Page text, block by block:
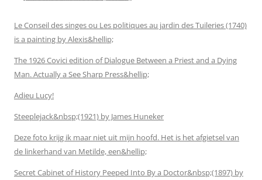
Le Conseil des singes ou Les politiques au jardin des Tuileries (1740)
is a painting by Alexis&hellip;
The 1926 Covici edition of Dialogue Between a Priest and a Dying
Man. Actually a See Sharp Press&hellip;
Adieu Lucy!
Steeplejack&nbsp;(1921) by James Huneker
Deze foto krijg ik maar niet uit mijn hoofd. Het is het afgietsel van
de linkerhand van Metilde, een&hellip;
Secret Cabinet of History Peeped Into By a Doctor&nbsp;(1897) by